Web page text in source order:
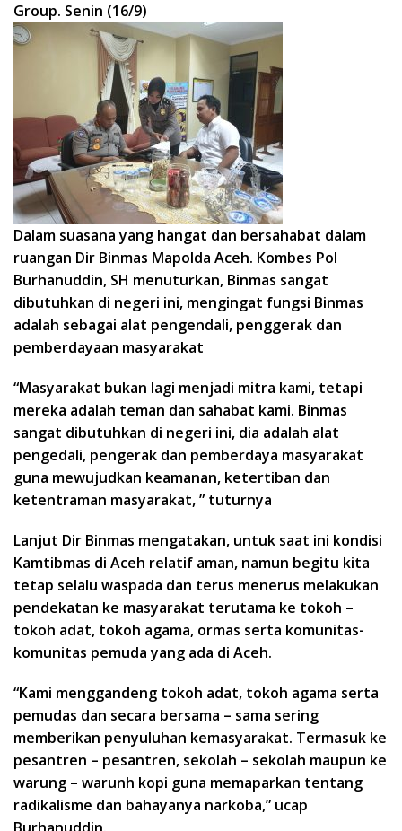
Group. Senin (16/9)
Dalam suasana yang hangat dan bersahabat dalam
ruangan Dir Binmas Mapolda Aceh. Kombes Pol
Burhanuddin, SH menuturkan, Binmas sangat
dibutuhkan di negeri ini, mengingat fungsi Binmas
adalah sebagai alat pengendali, penggerak dan
pemberdayaan masyarakat
“Masyarakat bukan lagi menjadi mitra kami, tetapi
mereka adalah teman dan sahabat kami. Binmas
sangat dibutuhkan di negeri ini, dia adalah alat
pengedali, pengerak dan pemberdaya masyarakat
guna mewujudkan keamanan, ketertiban dan
ketentraman masyarakat, ” tuturnya
Lanjut Dir Binmas mengatakan, untuk saat ini kondisi
Kamtibmas di Aceh relatif aman, namun begitu kita
tetap selalu waspada dan terus menerus melakukan
pendekatan ke masyarakat terutama ke tokoh –
tokoh adat, tokoh agama, ormas serta komunitas-
komunitas pemuda yang ada di Aceh.
“Kami menggandeng tokoh adat, tokoh agama serta
pemudas dan secara bersama – sama sering
memberikan penyuluhan kemasyarakat. Termasuk ke
pesantren – pesantren, sekolah – sekolah maupun ke
warung – warunh kopi guna memaparkan tentang
radikalisme dan bahayanya narkoba,” ucap